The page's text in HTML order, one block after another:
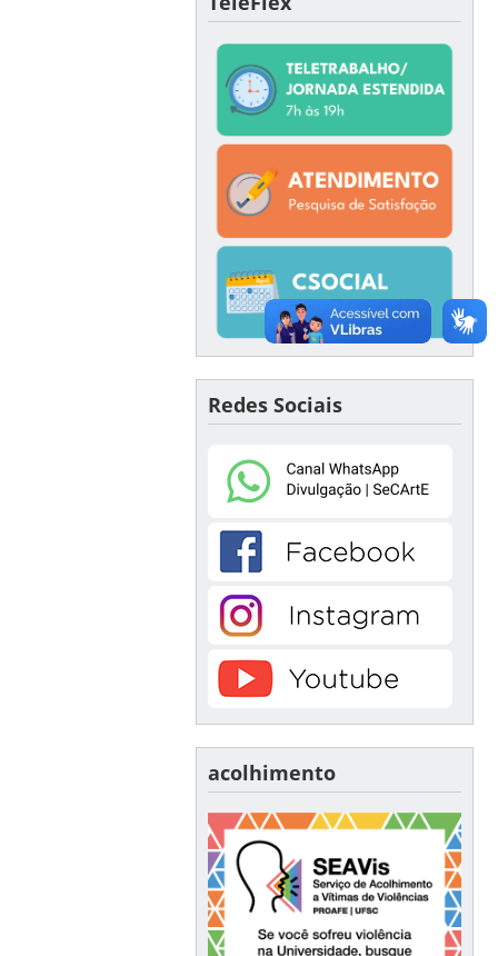
Redes Sociais
acolhimento